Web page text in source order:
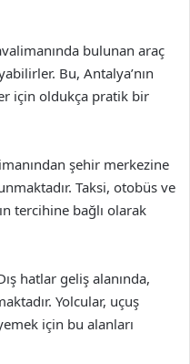
bulunan araç
Bu, Antalya’nın
için oldukça pratik bir
şehir merkezine
Taksi, otobüs ve
tercihine bağlı olarak
hatlar geliş alanında,
Yolcular, uçuş
için bu alanları